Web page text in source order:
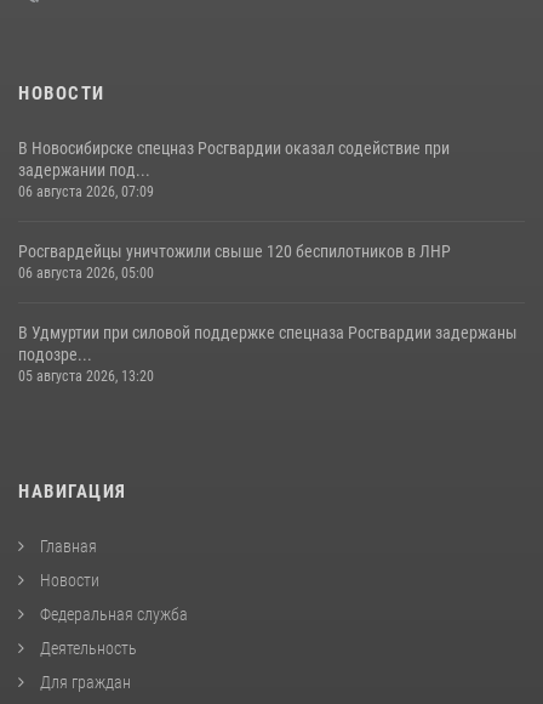
НОВОСТИ
В Новосибирске спецназ Росгвардии оказал содействие при
задержании под...
06 августа 2026, 07:09
Росгвардейцы уничтожили свыше 120 беспилотников в ЛНР
06 августа 2026, 05:00
В Удмуртии при силовой поддержке спецназа Росгвардии задержаны
подозре...
05 августа 2026, 13:20
НАВИГАЦИЯ
Главная
Новости
Федеральная служба
Деятельность
Для граждан